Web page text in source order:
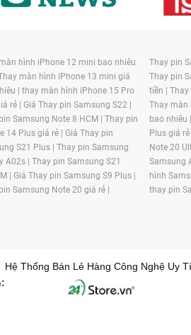
hình iPhone 12 mini bao nhiêu
màn hình iPhone 13 mini giá
| thay màn hình iPhone 15 Pro
rẻ | Giá Thay pin Samsung S22 |
Samsung Note 8 HCM | Thay pin
14 Plus giá rẻ | Giá Thay pin
S21 Plus | Thay pin Samsung
A02s | Thay pin Samsung S21
| Giá Thay pin Samsung S9 Plus |
Samsung Note 20 giá rẻ |
Thay pin
Thay pin
tiền | Thay
Thay màn
bao nhiêu |
Plus giá rẻ
Note 20
Samsung
hình
thay pin
Hệ Thống Bán Lẻ Hàng Công Nghệ Uy